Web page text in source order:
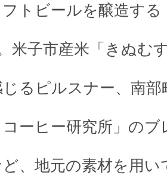
トビールを醸造する
米子市産米「きぬむ
るピルスナー、南
コーヒー研究所」の
、地元の素材を用い